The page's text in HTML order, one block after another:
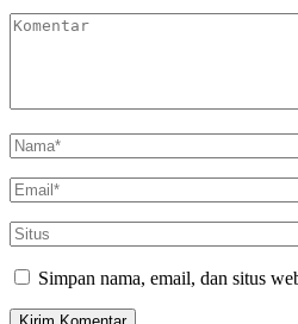
Simpan nama, email, dan situs